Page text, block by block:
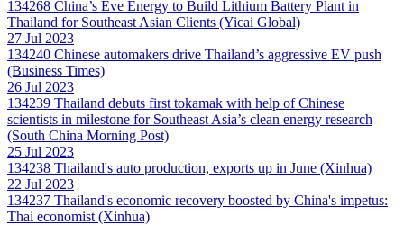
134268 China’s Eve Energy to Build Lithium Battery Plant in
Thailand for Southeast Asian Clients (Yicai Global)
27 Jul 2023
134240 Chinese automakers drive Thailand’s aggressive EV push
(Business Times)
26 Jul 2023
134239 Thailand debuts first tokamak with help of Chinese
scientists in milestone for Southeast Asia’s clean energy research
(South China Morning Post)
25 Jul 2023
134238 Thailand's auto production, exports up in June (Xinhua)
22 Jul 2023
134237 Thailand's economic recovery boosted by China's impetus:
Thai economist (Xinhua)